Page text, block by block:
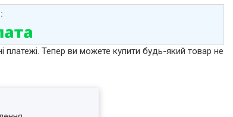
платежі. Тепер ви можете купити будь-який товар не